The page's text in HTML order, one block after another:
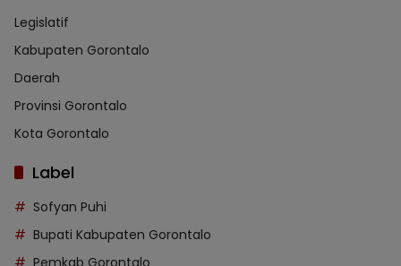
Legislatif
Kabupaten Gorontalo
Daerah
Provinsi Gorontalo
Kota Gorontalo
Label
Sofyan Puhi
Bupati Kabupaten Gorontalo
Pemkab Gorontalo